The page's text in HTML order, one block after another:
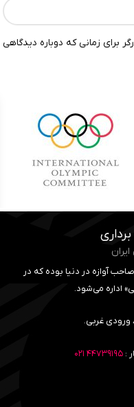
برای زمانی که دوباره دیدگاهی
آوازه در دنیا بوده که در
اداره می‌شود.
ورودی غربی.
:۴۴۷۳۹۱۹۵ ۰۲۱